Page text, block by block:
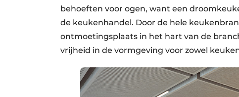
behoeften voor ogen, want een
de keukenhandel. Door de hele
ontmoetingsplaats in het hart van de
vrijheid in de vormgeving voor zowel